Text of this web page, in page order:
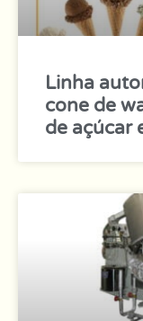
Linha
cone de
de açúcar